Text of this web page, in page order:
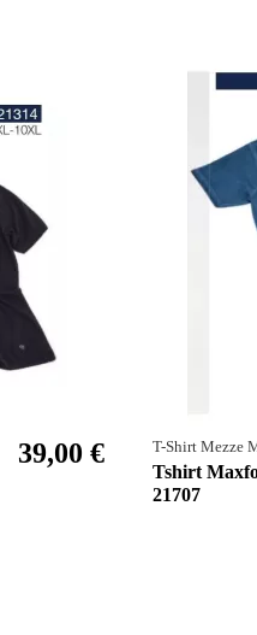
39,00 € T-Shirt Mezze
Tshirt
21707